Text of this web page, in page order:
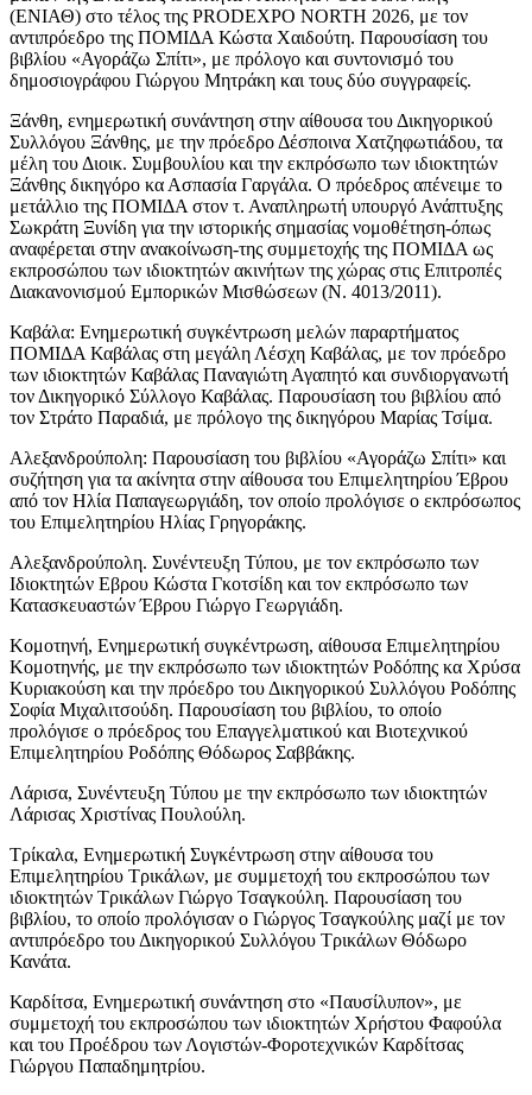
(ΕΝΙΑΘ) στο τέλος της PRODEXPO NORTH 2026, με τον
αντιπρόεδρο της ΠΟΜΙΔΑ Κώστα Χαιδούτη. Παρουσίαση του
βιβλίου «Αγοράζω Σπίτι», με πρόλογο και συντονισμό του
δημοσιογράφου Γιώργου Μητράκη και τους δύο συγγραφείς.
Ξάνθη, ενημερωτική συνάντηση στην αίθουσα του Δικηγορικού
Συλλόγου Ξάνθης, με την πρόεδρο Δέσποινα Χατζηφωτιάδου, τα
μέλη του Διοικ. Συμβουλίου και την εκπρόσωπο των ιδιοκτητών
Ξάνθης δικηγόρο κα Ασπασία Γαργάλα. Ο πρόεδρος απένειμε το
μετάλλιο της ΠΟΜΙΔΑ στον τ. Αναπληρωτή υπουργό Ανάπτυξης
Σωκράτη Ξυνίδη για την ιστορικής σημασίας νομοθέτηση-όπως
αναφέρεται στην ανακοίνωση-της συμμετοχής της ΠΟΜΙΔΑ ως
εκπροσώπου των ιδιοκτητών ακινήτων της χώρας στις Επιτροπές
Διακανονισμού Εμπορικών Μισθώσεων (Ν. 4013/2011).
Καβάλα: Ενημερωτική συγκέντρωση μελών παραρτήματος
ΠΟΜΙΔΑ Καβάλας στη μεγάλη Λέσχη Καβάλας, με τον πρόεδρο
των ιδιοκτητών Καβάλας Παναγιώτη Αγαπητό και συνδιοργανωτή
τον Δικηγορικό Σύλλογο Καβάλας. Παρουσίαση του βιβλίου από
τον Στράτο Παραδιά, με πρόλογο της δικηγόρου Μαρίας Τσίμα.
Αλεξανδρούπολη: Παρουσίαση του βιβλίου «Αγοράζω Σπίτι» και
συζήτηση για τα ακίνητα στην αίθουσα του Επιμελητηρίου Έβρου
από τον Ηλία Παπαγεωργιάδη, τον οποίο προλόγισε ο εκπρόσωπος
του Επιμελητηρίου Ηλίας Γρηγοράκης.
Αλεξανδρούπολη. Συνέντευξη Τύπου, με τον εκπρόσωπο των
Ιδιοκτητών Εβρου Κώστα Γκοτσίδη και τον εκπρόσωπο των
Κατασκευαστών Έβρου Γιώργο Γεωργιάδη.
Κομοτηνή, Ενημερωτική συγκέντρωση, αίθουσα Επιμελητηρίου
Κομοτηνής, με την εκπρόσωπο των ιδιοκτητών Ροδόπης κα Χρύσα
Κυριακούση και την πρόεδρο του Δικηγορικού Συλλόγου Ροδόπης
Σοφία Μιχαλιτσούδη. Παρουσίαση του βιβλίου, το οποίο
προλόγισε ο πρόεδρος του Επαγγελματικού και Βιοτεχνικού
Επιμελητηρίου Ροδόπης Θόδωρος Σαββάκης.
Λάρισα, Συνέντευξη Τύπου με την εκπρόσωπο των ιδιοκτητών
Λάρισας Χριστίνας Πουλούλη.
Τρίκαλα, Ενημερωτική Συγκέντρωση στην αίθουσα του
Επιμελητηρίου Τρικάλων, με συμμετοχή του εκπροσώπου των
ιδιοκτητών Τρικάλων Γιώργο Τσαγκούλη. Παρουσίαση του
βιβλίου, το οποίο προλόγισαν ο Γιώργος Τσαγκούλης μαζί με τον
αντιπρόεδρο του Δικηγορικού Συλλόγου Τρικάλων Θόδωρο
Κανάτα.
Καρδίτσα, Ενημερωτική συνάντηση στο «Παυσίλυπον», με
συμμετοχή του εκπροσώπου των ιδιοκτητών Χρήστου Φαφούλα
και του Προέδρου των Λογιστών-Φοροτεχνικών Καρδίτσας
Γιώργου Παπαδημητρίου.